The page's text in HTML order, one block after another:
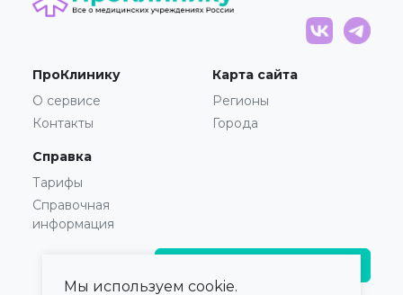
ПроКлинику
О сервисе
Контакты
Карта сайта
Регионы
Города
Справка
Тарифы
Справочная
информация
Мы используем cookie.